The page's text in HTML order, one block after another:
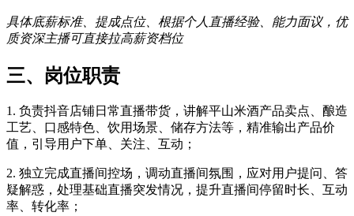
具体底薪标准、提成点位、根据个人直播经验、能力面议，优
质资深主播可直接拉高薪资档位
三、岗位职责
1. 负责抖音店铺日常直播带货，讲解平山米酒产品卖点、酿造
工艺、口感特色、饮用场景、储存方法等，精准输出产品价
值，引导用户下单、关注、互动；
2. 独立完成直播间控场，调动直播间氛围，应对用户提问、答
疑解惑，处理基础直播突发情况，提升直播间停留时长、互动
率、转化率；